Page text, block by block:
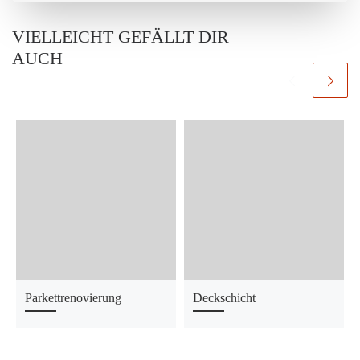
VIELLEICHT GEFÄLLT DIR
AUCH
Parkettrenovierung Deckschicht